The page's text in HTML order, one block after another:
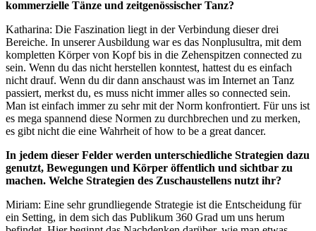
kommerzielle Tänze und zeitgenössischer Tanz?
Katharina: Die Faszination liegt in der Verbindung dieser drei
Bereiche. In unserer Ausbildung war es das Nonplusultra, mit dem
kompletten Körper von Kopf bis in die Zehenspitzen connected zu
sein. Wenn du das nicht herstellen konntest, hattest du es einfach
nicht drauf. Wenn du dir dann anschaust was im Internet an Tanz
passiert, merkst du, es muss nicht immer alles so connected sein.
Man ist einfach immer zu sehr mit der Norm konfrontiert. Für uns ist
es mega spannend diese Normen zu durchbrechen und zu merken,
es gibt nicht die eine Wahrheit of how to be a great dancer.
In jedem dieser Felder werden unterschiedliche Strategien dazu
genutzt, Bewegungen und Körper öffentlich und sichtbar zu
machen. Welche Strategien des Zuschaustellens nutzt ihr?
Miriam: Eine sehr grundliegende Strategie ist die Entscheidung für
ein Setting, in dem sich das Publikum 360 Grad um uns herum